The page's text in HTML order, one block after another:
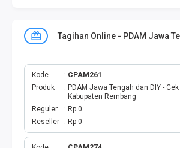
E TOLL
PAKET SMS NELPON
PULSA TRANSFER
TOPUP DIGITAL
Tagihan Online - PDAM Jawa
Kode
CPAM261
Produk
PDAM Jawa Tengah dan DIY - Cek
Kabupaten Rembang
Reguler
Rp 0
Reseller
Rp 0